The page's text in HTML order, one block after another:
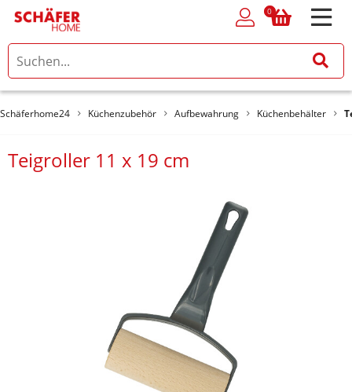
0
0
Schäferhome24 Küchenzubehör Aufbewahrung Küchenbehälter
Teigroller 11 x 19 cm